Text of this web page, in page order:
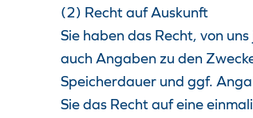
(2) Recht auf Auskunft
Sie haben das Recht, von
auch Angaben zu den
Speicherdauer und ggf.
Sie das Recht auf eine